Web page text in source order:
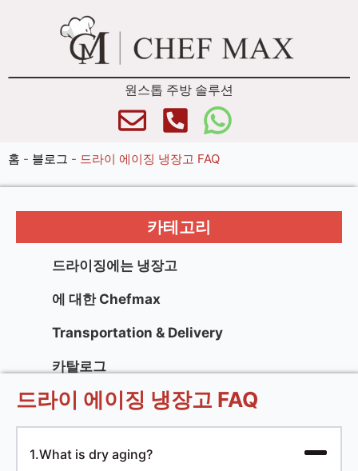
원스톱 주방 솔루션
홈 - 블로그 - 드라이 에이징 냉장고 FAQ
카테고리
드라이징에는 냉장고
에 대한 Chefmax
Transportation & Delivery
카탈로그
드라이 에이징 냉장고 FAQ
1.What is dry aging?